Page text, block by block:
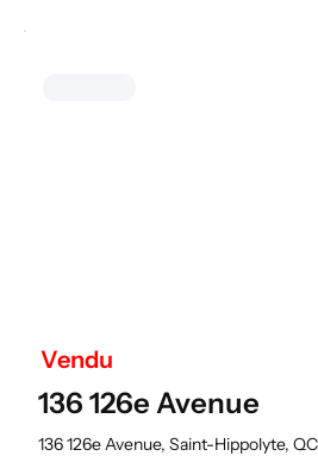
Vendu
136 126e Avenue
136 126e Avenue, Saint-Hippolyte,